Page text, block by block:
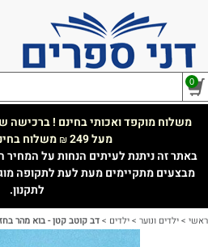
0
משלוח מוקפד ואכותי בחינם ! ברכישה של
מעל 249
₪משלוח
באתר זה ניתנת לעיתים הנחות על המחיר
מבצעים מתקיימים מעת לעת לתקופה
לתקנון.
ראשי >ילדים ונוער >ילדים >דב קוטב קטן - בוא מהר